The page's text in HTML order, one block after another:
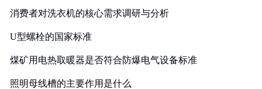
消费者对洗衣机的核心需求调研与分析
U型螺栓的国家标准
煤矿用电热取暖器是否符合防爆电气设备标准
照明母线槽的主要作用是什么